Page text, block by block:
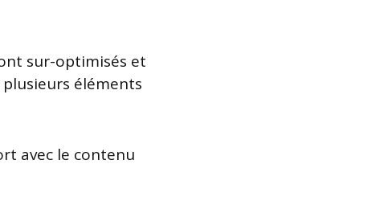
sur-optimisés et
éléments
avec le contenu